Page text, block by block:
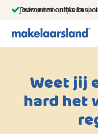
Jouw persoonlijke
Duizenden euro's
Prominent op funda
Weet jij
hard het